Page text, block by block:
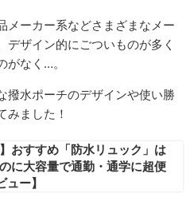
メーカー系などさまざまなメー
デザイン的にごついものが多く
がなく…。
撥水ポーチのデザインや使い勝
みました！
】おすすめ「防水リュック」は
に大容量で通勤・通学に超便
ー】